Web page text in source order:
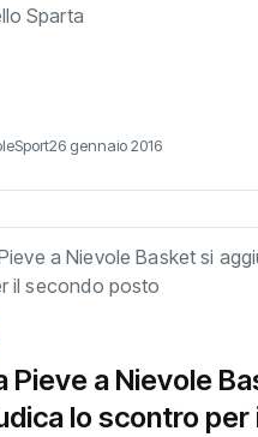
Sparta
26 gennaio 2016
Pieve a Nievole
lo scontro per